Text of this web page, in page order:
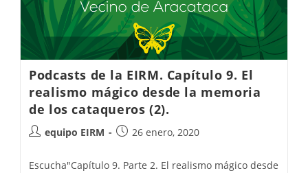
Podcasts de la EIRM. Capítulo 9. El
realismo mágico desde la memoria
de los cataqueros (2).
equipo EIRM 26 enero, 2020
Escucha"Capítulo 9. Parte 2. El realismo mágico desde